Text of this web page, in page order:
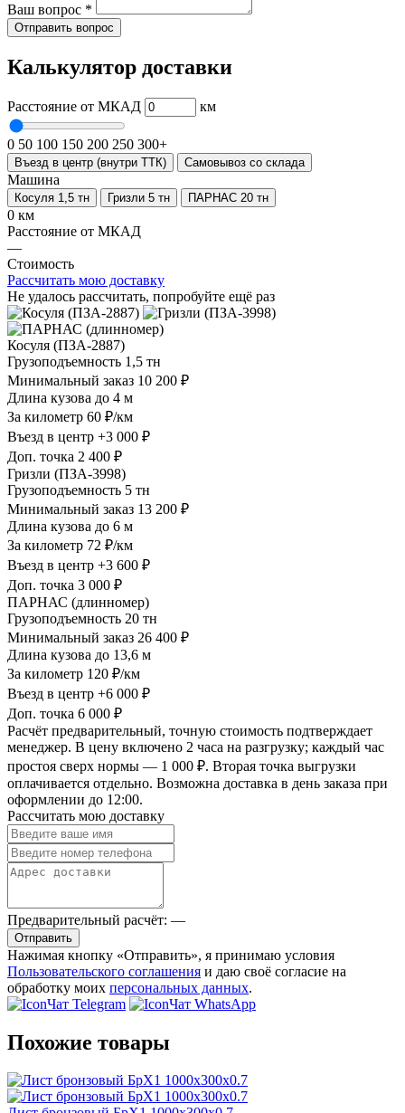
Ваш вопрос *
Отправить вопрос
Калькулятор доставки
Расстояние от МКАД км
0 50 100 150 200 250 300+
Въезд в центр (внутри ТТК) Самовывоз со склада
Машина
Косуля 1,5 тн Гризли 5 тн ПАРНАС 20 тн
0 км
Расстояние от МКАД
—
Стоимость
Рассчитать мою доставку
Не удалось рассчитать, попробуйте ещё раз
Косуля (ПЗА-2887)
Грузоподъемность 1,5 тн
Минимальный заказ 10 200 ₽
Длина кузова до 4 м
За километр 60 ₽/км
Въезд в центр +3 000 ₽
Доп. точка 2 400 ₽
Гризли (ПЗА-3998)
Грузоподъемность 5 тн
Минимальный заказ 13 200 ₽
Длина кузова до 6 м
За километр 72 ₽/км
Въезд в центр +3 600 ₽
Доп. точка 3 000 ₽
ПАРНАС (длинномер)
Грузоподъемность 20 тн
Минимальный заказ 26 400 ₽
Длина кузова до 13,6 м
За километр 120 ₽/км
Въезд в центр +6 000 ₽
Доп. точка 6 000 ₽
Расчёт предварительный, точную стоимость подтверждает
менеджер. В цену включено 2 часа на разгрузку; каждый час
простоя сверх нормы — 1 000 ₽. Вторая точка выгрузки
оплачивается отдельно. Возможна доставка в день заказа при
оформлении до 12:00.
Рассчитать мою доставку
Предварительный расчёт: —
Отправить
Нажимая кнопку «Отправить», я принимаю условия
Пользовательского соглашения и даю своё согласие на
обработку моих персональных данных.
Чат Telegram
Чат WhatsApp
Похожие товары